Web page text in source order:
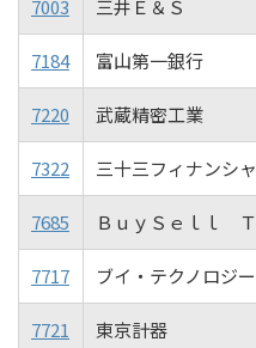
7003 三井Ｅ＆Ｓ
7184 富山第一銀行
7220 武蔵精密工業
7322 三十三フィナンシ
7685 ＢｕｙＳｅｌｌ
7717 ブイ・テクノロジー
7721 東京計器